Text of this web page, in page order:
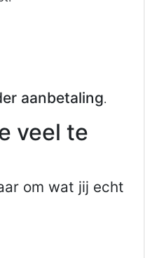
aanbetaling.
veel te
om wat jij echt